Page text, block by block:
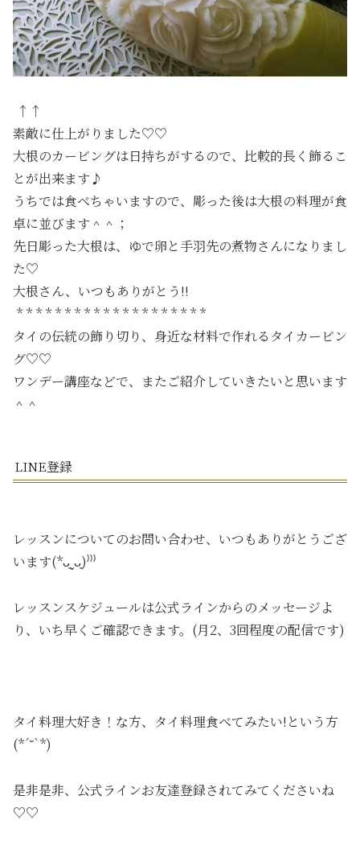
↑↑
素敵に仕上がりました♡♡
大根のカービングは日持ちがするので、比較的長く飾るこ
とが出来ます♪
うちでは食べちゃいますので、彫った後は大根の料理が食
卓に並びます＾＾；
先日彫った大根は、ゆで卵と手羽先の煮物さんになりまし
た♡
大根さん、いつもありがとう!!
* * * * * * * * * * * * * * * * * * * *
タイの伝統の飾り切り、身近な材料で作れるタイカービン
グ♡♡
ワンデー講座などで、またご紹介していきたいと思います
＾＾
LINE登録
レッスンについてのお問い合わせ、いつもありがとうござ
います(*ᴗ͈ˬᴗ͈)⁾⁾⁾
レッスンスケジュールは公式ラインからのメッセージよ
り、いち早くご確認できます。(月2、3回程度の配信です)
タイ料理大好き！な方、タイ料理食べてみたい!という方
(*´˘`*)
是非是非、公式ラインお友達登録されてみてくださいね
♡♡